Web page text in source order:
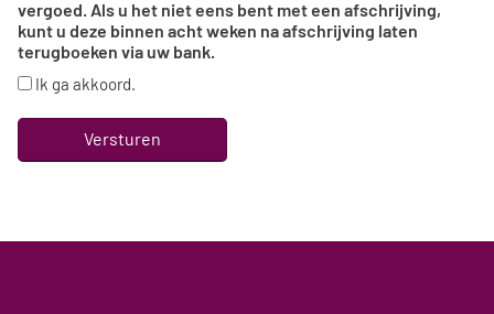
vergoed. Als u het niet eens bent met een afschrijving,
kunt u deze binnen acht weken na afschrijving laten
terugboeken via uw bank.
Ik ga akkoord.